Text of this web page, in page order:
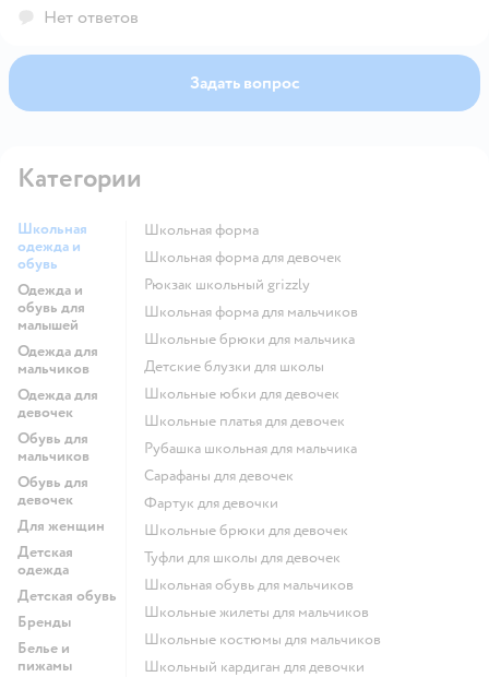
Нет ответов
Задать вопрос
Категории
Школьная
одежда и
обувь
Одежда и
обувь для
малышей
Одежда для
мальчиков
Одежда для
девочек
Обувь для
мальчиков
Обувь для
девочек
Для женщин
Детская
одежда
Детская обувь
Бренды
Белье и
пижамы
Школьная форма
Школьная форма для девочек
Рюкзак школьный grizzly
Школьная форма для мальчиков
Школьные брюки для мальчика
Детские блузки для школы
Школьные юбки для девочек
Школьные платья для девочек
Рубашка школьная для мальчика
Сарафаны для девочек
Фартук для девочки
Школьные брюки для девочек
Туфли для школы для девочек
Школьная обувь для мальчиков
Школьные жилеты для мальчиков
Школьные костюмы для мальчиков
Школьный кардиган для девочки